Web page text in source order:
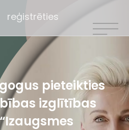
reģistrēties
pieteikties
izglītības